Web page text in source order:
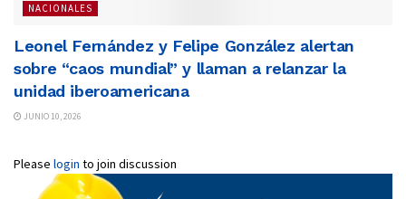
NACIONALES
Leonel Fernández y Felipe González alertan
sobre “caos mundial” y llaman a relanzar la
unidad iberoamericana
JUNIO 10, 2026
Please login to join discussion